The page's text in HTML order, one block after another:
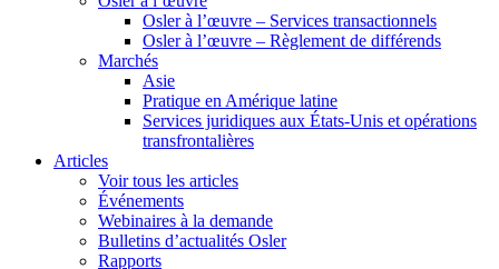
Osler à l’œuvre – Services transactionnels
Osler à l’œuvre – Règlement de différends
Marchés
Asie
Pratique en Amérique latine
Services juridiques aux États-Unis et opérations
transfrontalières
Articles
Voir tous les articles
Événements
Webinaires à la demande
Bulletins d’actualités Osler
Rapports